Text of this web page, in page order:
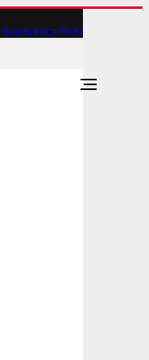
Suscriptores Followers